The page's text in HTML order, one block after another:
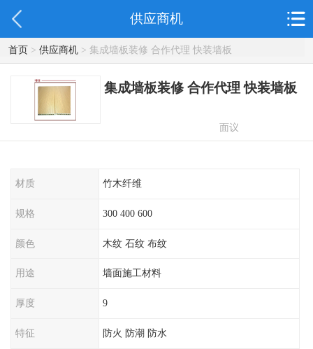
供应商机
首页> 供应商机> 集成墙板装修 合作代理 快装墙板
集成墙板装修 合作代理 快装墙板
面议
材质 竹木纤维
规格 300 400 600
颜色 木纹 石纹 布纹
用途 墙面施工材料
厚度 9
特征 防火 防潮 防水